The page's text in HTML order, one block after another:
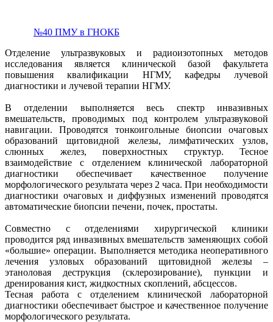
№40 ПМУ в ГНОКБ
Отделение ультразвуковых и радиоизотопных методов
исследования является клинической базой факультета
повышения квалификации НГМУ, кафедры лучевой
диагностики и лучевой терапии НГМУ.
В отделении выполняется весь спектр инвазивных
вмешательств, проводимых под контролем ультразвуковой
навигации. Проводятся тонкоигольные биопсии очаговых
образований щитовидной железы, лимфатических узлов,
слюнных желез, поверхностных структур. Тесное
взаимодействие с отделением клинической лабораторной
диагностики обеспечивает качественное получение
морфологического результата через 2 часа. При необходимости
диагностики очаговых и диффузных изменений проводятся
автоматические биопсии печени, почек, простаты.
Совместно с отделениями хирургической клиники
проводится ряд инвазивных вмешательств заменяющих собой
«большие» операции. Выполняется методика неоперативного
лечения узловых образований щитовидной железы –
этаноловая деструкция (склерозирование), пункции и
дренирования кист, жидкостных скоплений, абсцессов.
Тесная работа с отделением клинической лабораторной
диагностики обеспечивает быстрое и качественное получение
морфологического результата.